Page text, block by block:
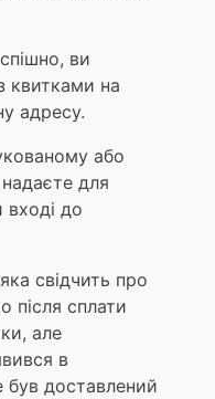
ви
квитками на
адресу.
або
для
вході до
свідчить про
після сплати
але
в
був доставлений